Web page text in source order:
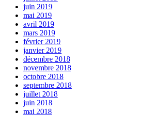
juin 2019
mai 2019
avril 2019
mars 2019
février 2019
janvier 2019
décembre 2018
novembre 2018
octobre 2018
septembre 2018
juillet 2018
juin 2018
mai 2018